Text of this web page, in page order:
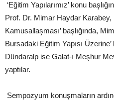
‘Eğitim Yapılarımız’ konu
Prof. Dr. Mimar Haydar Karabey,
Kamusallaşması’ başlığında,
Bursadaki Eğitim Yapısı
Dündaralp ise Galat-ı Meşhur
yaptılar.
Sempozyum konuşmaların